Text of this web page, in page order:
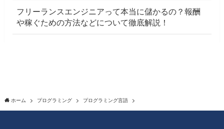
フリーランスエンジニアって本当に儲かるの？報酬
や稼ぐための方法などについて徹底解説！
ホーム プログラミング プログラミング言語